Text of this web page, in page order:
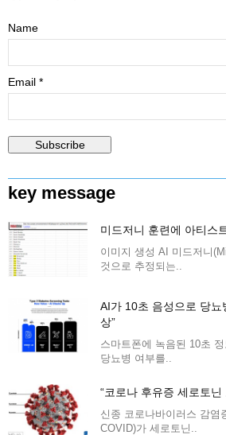
Name
Email *
key message
미드저니 훈련에 아티스
이미지 생성 AI 미드저니
것으로 추정되는..
AI가 10초 음성으로 당
상”
스마트폰에 녹음된 10초
당뇨병 여부를..
“코로나 후유증 세로토닌
신종 코로나바이러스 감염
COVID)가 세로토닌..